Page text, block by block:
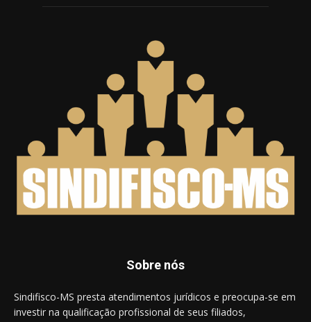
Sobre nós
Sindifisco-MS presta atendimentos jurídicos e preocupa-se em
investir na qualificação profissional de seus filiados,